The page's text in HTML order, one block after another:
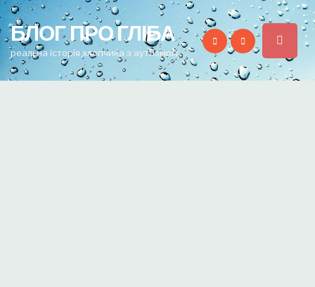
for:
БЛОГ ПРО ГЛІБА
реальна історія хлопчика з аутизмом